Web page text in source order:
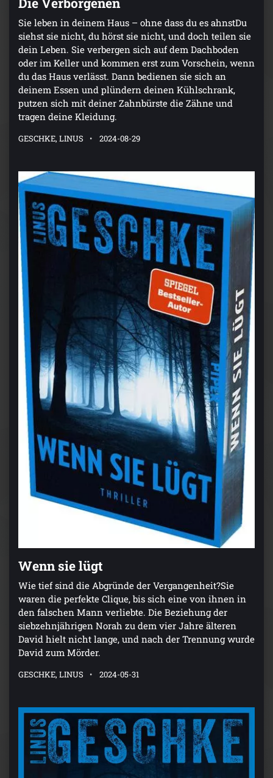
Sie leben in deinem Haus – ohne dass du es ahnstDu
siehst sie nicht, du hörst sie nicht, und doch teilen sie
dein Leben. Sie verbergen sich auf dem Dachboden
oder im Keller und kommen erst zum Vorschein, wenn
du das Haus verlässt. Dann bedienen sie sich an
deinem Essen und plündern deinen Kühlschrank,
putzen sich mit deiner Zahnbürste die Zähne und
tragen deine Kleidung.
GESCHKE, LINUS 2024-08-29
Wenn sie lügt
Wie tief sind die Abgründe der Vergangenheit?Sie
waren die perfekte Clique, bis sich eine von ihnen in
den falschen Mann verliebte. Die Beziehung der
siebzehnjährigen Norah zu dem vier Jahre älteren
David hielt nicht lange, und nach der Trennung wurde
David zum Mörder.
GESCHKE, LINUS 2024-05-31